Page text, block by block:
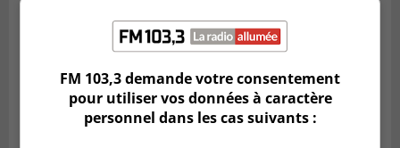
SAINT-BRUNO-DE-MONTARVILLE
FM 103,3 demande votre consentement
pour utiliser vos données à caractère
personnel dans les cas suivants :